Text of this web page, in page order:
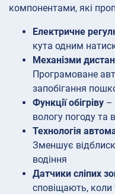
компонентами, які
Електричне
кута одним
Механізми
Програмоване
запобігання
Функції обігріву –
вологу погоду та
Технологія
Зменшує
водіння
Датчики сліпих
сповіщають, коли